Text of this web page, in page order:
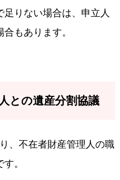
足りない場合は、申立人
もあります。
との遺産分割協議
、不在者財産管理人の職
す。